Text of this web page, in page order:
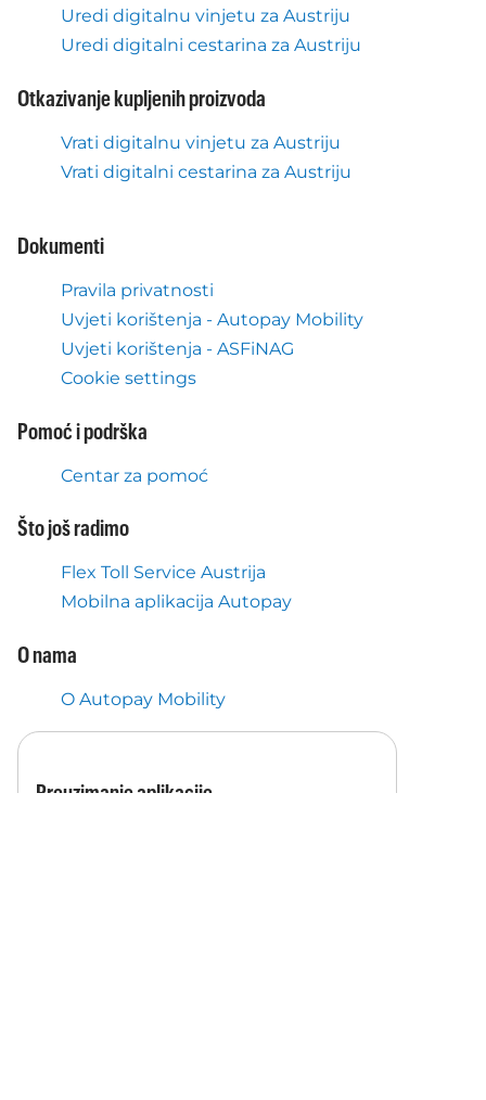
Uredi digitalnu vinjetu za Austriju
Uredi digitalni cestarina za Austriju
Otkazivanje kupljenih proizvoda
Vrati digitalnu vinjetu za Austriju
Vrati digitalni cestarina za Austriju
Dokumenti
Pravila privatnosti
Uvjeti korištenja - Autopay Mobility
Uvjeti korištenja - ASFiNAG
Cookie settings
Pomoć i podrška
Centar za pomoć
Što još radimo
Flex Toll Service Austrija
Mobilna aplikacija Autopay
O nama
O Autopay Mobility
Preuzimanje aplikacije